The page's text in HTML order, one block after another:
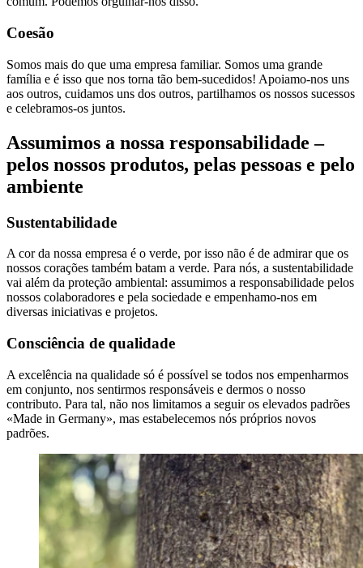
Coesão
Somos mais do que uma empresa familiar. Somos uma grande
família e é isso que nos torna tão bem-sucedidos! Apoiamo-nos uns
aos outros, cuidamos uns dos outros, partilhamos os nossos sucessos
e celebramos-os juntos.
Assumimos a nossa responsabilidade –
pelos nossos produtos, pelas pessoas e pelo
ambiente
Sustentabilidade
A cor da nossa empresa é o verde, por isso não é de admirar que os
nossos corações também batam a verde. Para nós, a sustentabilidade
vai além da proteção ambiental: assumimos a responsabilidade pelos
nossos colaboradores e pela sociedade e empenhamo-nos em
diversas iniciativas e projetos.
Consciência de qualidade
A excelência na qualidade só é possível se todos nos empenharmos
em conjunto, nos sentirmos responsáveis e dermos o nosso
contributo. Para tal, não nos limitamos a seguir os elevados padrões
«Made in Germany», mas estabelecemos nós próprios novos
padrões.